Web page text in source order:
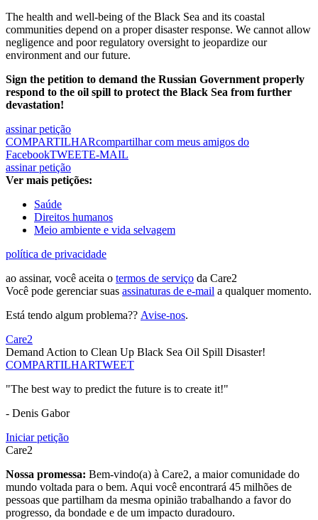
The health and well-being of the Black Sea and its coastal
communities depend on a proper disaster response. We cannot allow
negligence and poor regulatory oversight to jeopardize our
environment and our future.
Sign the petition to demand the Russian Government properly
respond to the oil spill to protect the Black Sea from further
devastation!
assinar petição
COMPARTILHARcompartilhar com meus amigos do
FacebookTWEETE-MAIL
assinar petição
Ver mais petições:
Saúde
Direitos humanos
Meio ambiente e vida selvagem
política de privacidade
ao assinar, você aceita o termos de serviço da Care2
Você pode gerenciar suas assinaturas de e-mail a qualquer momento.
Está tendo algum problema?? Avise-nos.
Care2
Demand Action to Clean Up Black Sea Oil Spill Disaster!
COMPARTILHARTWEET
"The best way to predict the future is to create it!"
- Denis Gabor
Iniciar petição
Care2
Nossa promessa: Bem-vindo(a) à Care2, a maior comunidade do
mundo voltada para o bem. Aqui você encontrará 45 milhões de
pessoas que partilham da mesma opinião trabalhando a favor do
progresso, da bondade e de um impacto duradouro.